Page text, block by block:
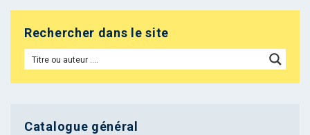
Rechercher dans le site
Catalogue général